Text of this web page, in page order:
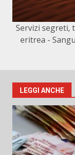
Servizi segreti,
eritrea -
LEGGI ANCHE